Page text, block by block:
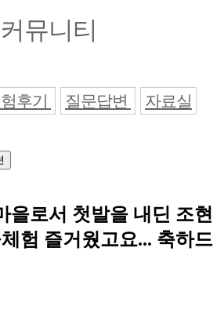
커뮤니티
후기 질문답변 자료실
을로서 첫발을 내딘 조현
험 즐거웠고요... 축하드